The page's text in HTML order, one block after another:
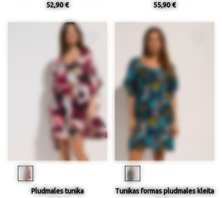
52,90 € 55,90 €
Pludmales tunika
Tunikas formas pludmales kleita